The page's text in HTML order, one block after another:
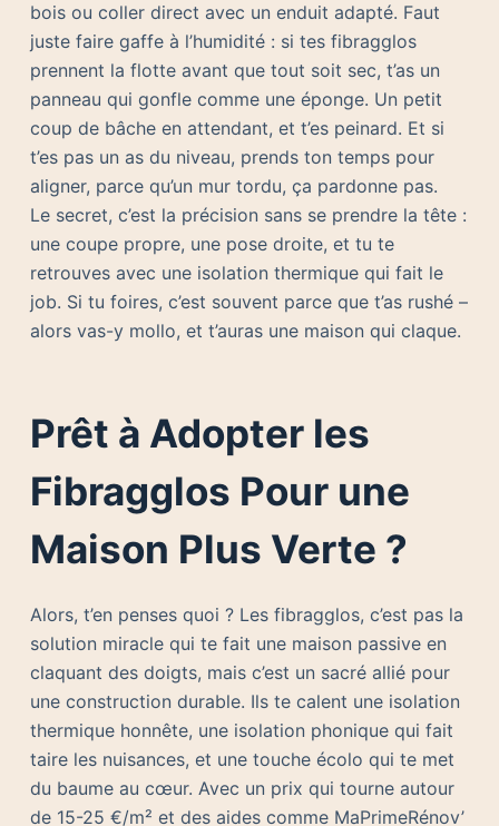
bois ou coller direct avec un enduit adapté. Faut
juste faire gaffe à l’humidité : si tes fibragglos
prennent la flotte avant que tout soit sec, t’as un
panneau qui gonfle comme une éponge. Un petit
coup de bâche en attendant, et t’es peinard. Et si
t’es pas un as du niveau, prends ton temps pour
aligner, parce qu’un mur tordu, ça pardonne pas.
Le secret, c’est la précision sans se prendre la tête :
une coupe propre, une pose droite, et tu te
retrouves avec une isolation thermique qui fait le
job. Si tu foires, c’est souvent parce que t’as rushé –
alors vas-y mollo, et t’auras une maison qui claque.
Prêt à Adopter les
Fibragglos Pour une
Maison Plus Verte ?
Alors, t’en penses quoi ? Les fibragglos, c’est pas la
solution miracle qui te fait une maison passive en
claquant des doigts, mais c’est un sacré allié pour
une construction durable. Ils te calent une isolation
thermique honnête, une isolation phonique qui fait
taire les nuisances, et une touche écolo qui te met
du baume au cœur. Avec un prix qui tourne autour
de 15-25 €/m² et des aides comme MaPrimeRénov’